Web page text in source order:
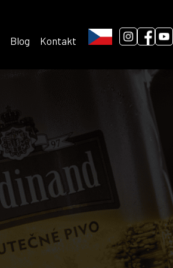
Blog Kontakt